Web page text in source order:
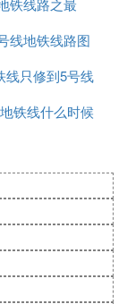
长江，然后折
点野芷湖。
路全长30.85k
、洪山区等
年建成通车。
区、武昌中心
滨江活动区及
条重要发展
通走廊以及
达63.8万人次/
图
铁线路之最
线地铁线路图
线只修到5号线
铁线什么时候